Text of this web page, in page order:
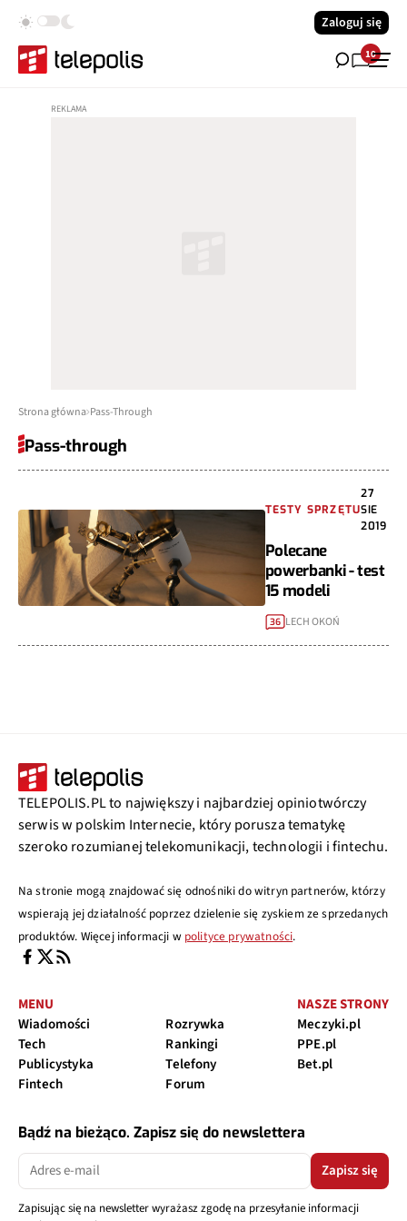
Zaloguj się
10
Strona główna Pass-Through
Pass-through
TESTY SPRZĘTU
27
SIE
2019
Polecane
powerbanki - test
15 modeli
36 LECH OKOŃ
TELEPOLIS.PL to największy i najbardziej opiniotwórczy
serwis w polskim Internecie, który porusza tematykę
szeroko rozumianej telekomunikacji, technologii i fintechu.
Na stronie mogą znajdować się odnośniki do witryn partnerów, którzy
wspierają jej działalność poprzez dzielenie się zyskiem ze sprzedanych
produktów. Więcej informacji w polityce prywatności.
MENU
Wiadomości
Tech
Publicystyka
Fintech
Rozrywka
Rankingi
Telefony
Forum
NASZE STRONY
Meczyki.pl
PPE.pl
Bet.pl
Bądź na bieżąco. Zapisz się do newslettera
Zapisz się
Zapisując się na newsletter wyrażasz zgodę na przesyłanie informacji